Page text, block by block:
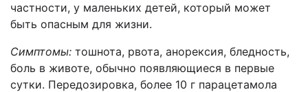
частности, у маленьких детей, который может
быть опасным для жизни.
Симптомы: тошнота, рвота, анорексия, бледность,
боль в животе, обычно появляющиеся в первые
сутки. Передозировка, более 10 г парацетамола